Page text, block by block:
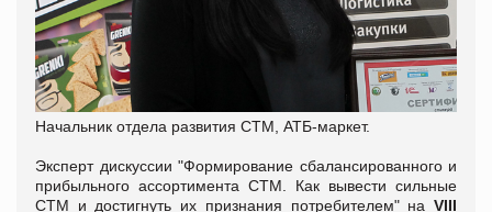
Начальник отдела развития СТМ, АТБ-маркет.
Эксперт дискуссии "Формирование сбалансированного и
прибыльного ассортимента СТМ. Как вывести сильные
СТМ и достигнуть их признания потребителем" на VIII